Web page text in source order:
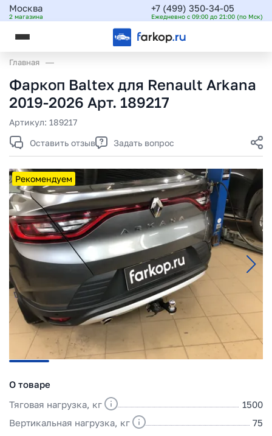
Москва
2 магазина
+7 (499) 350-34-05
Ежедневно с 09:00 до 21:00 (по Мск)
Главная
Фаркоп Baltex для Renault Arkana
2019-2026 Арт. 189217
Артикул: 189217
Оставить отзыв
Задать вопрос
Рекомендуем
О товаре
Тяговая нагрузка, кг
1500
Вертикальная нагрузка, кг
75